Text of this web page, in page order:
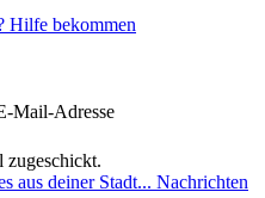
Hilfe bekommen
Mail-Adresse
zugeschickt.
Nachrichten